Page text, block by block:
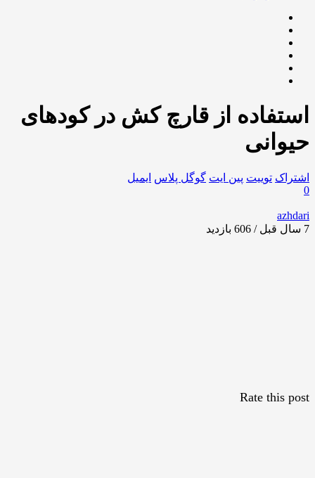
استفاده از قارچ کش در کودهای
حیوانی
اشتراک توییت پین ایت گوگل‌ پلاس ایمیل
0
azhdari
7 سال قبل / 606
بازدید
Rate this post